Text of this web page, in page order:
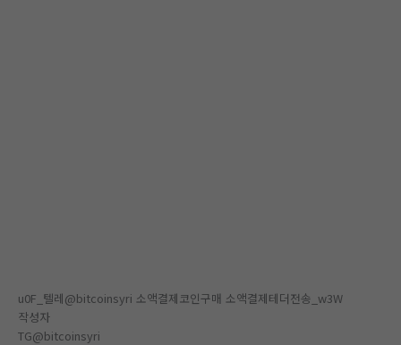
u0F_텔레@bitcoinsyri 소액결제코인구매 소액결제테더전송_w3W
작성자
TG@bitcoinsyri